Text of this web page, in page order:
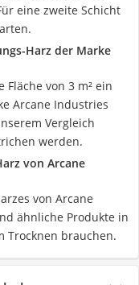
eine zweite Schicht
Harz der Marke
von 3 m² ein
Arcane Industries
Vergleich
werden.
von Arcane
von Arcane
ähnliche Produkte in
Trocknen brauchen.